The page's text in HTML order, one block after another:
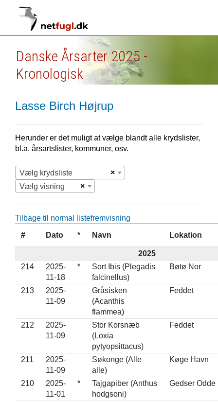
Danske Årsarter 2025 -
Kronologisk
Lasse Birch Højrup
Herunder er det muligt at vælge blandt alle krydslister,
bl.a. årsartslister, kommuner, osv.
×
Vælg krydsliste
×
Vælg visning
Tilbage til normal listefremvisning
# Dato * Navn Lokation
2025
214
2025-
11-18
*
Sort Ibis (Plegadis
falcinellus)
Bøtø Nor
213
2025-
11-09
Gråsisken
(Acanthis
flammea)
Feddet
212
2025-
11-09
Stor Korsnæb
(Loxia
pytyopsittacus)
Feddet
211
2025-
11-09
Søkonge (Alle
alle)
Køge Havn
210
2025-
11-01
*
Tajgapiber (Anthus
hodgsoni)
Gedser Odde